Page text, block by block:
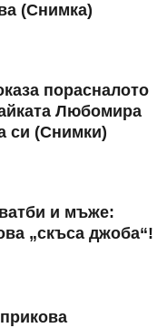
(Снимка)
порасналото
Любомира
си (Снимки)
и мъже:
„скъса джоба“!